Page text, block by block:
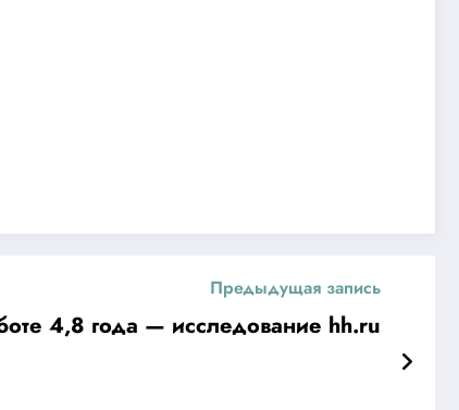
Предыдущая запись
4,8 года — исследование hh.ru